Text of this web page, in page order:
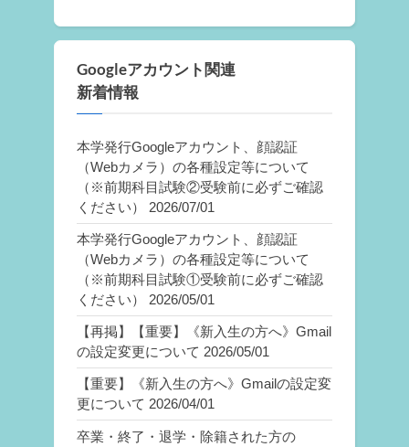
Googleアカウント関連
新着情報
本学発行Googleアカウント、顔認証
（Webカメラ）の各種設定等について
（※前期科目試験②受験前に必ずご確認
ください）
2026/07/01
本学発行Googleアカウント、顔認証
（Webカメラ）の各種設定等について
（※前期科目試験①受験前に必ずご確認
ください）
2026/05/01
【再掲】【重要】《新入生の方へ》Gmail
の設定変更について 2026/05/01
【重要】《新入生の方へ》Gmailの設定変
更について 2026/04/01
卒業・終了・退学・除籍された方の